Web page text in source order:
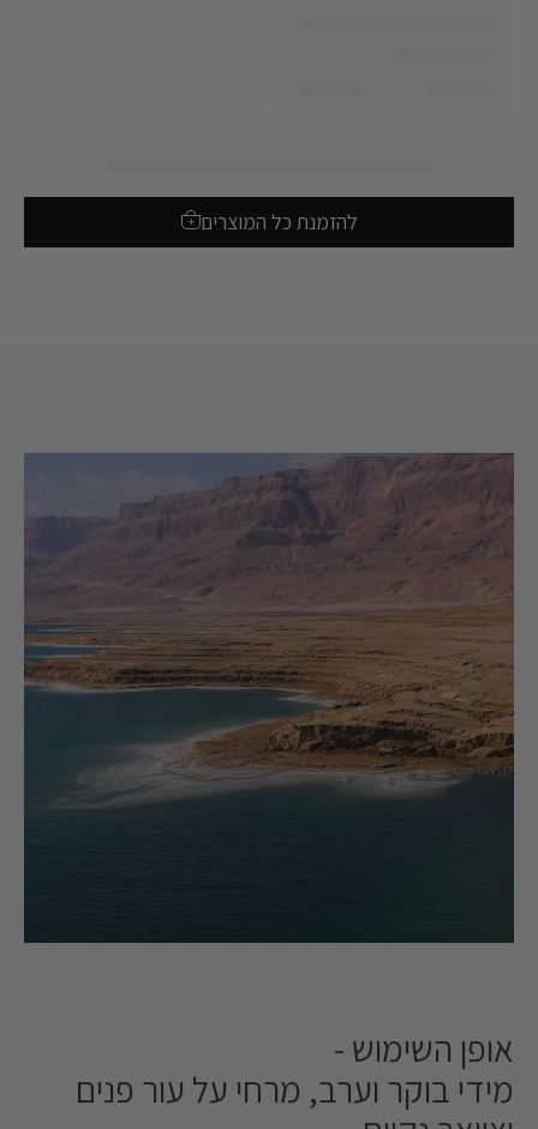
להזמנת כל המוצרים +
אופן השימוש -
מידי בוקר וערב, מרחי על עור פנים